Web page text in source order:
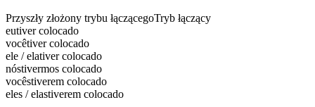
Przyszły złożony trybu łączącegoTryb łączący
eutiver colocado
vocêtiver colocado
ele / elativer colocado
nóstivermos colocado
vocêstiverem colocado
eles / elastiverem colocado